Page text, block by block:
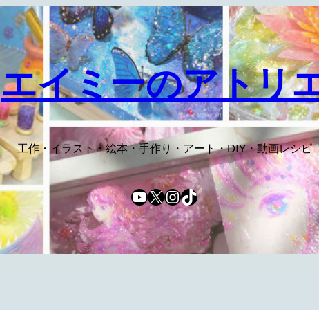
エイミーのアトリ
工作・イラスト・絵本・手作り・アート・DIY・動画レシピ
YouTube
X Instagram
TikTok